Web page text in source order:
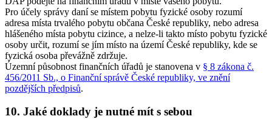
Pro účely správy daní se místem pobytu fyzické osoby rozumí
adresa místa trvalého pobytu občana České republiky, nebo adresa
hlášeného místa pobytu cizince, a nelze-li takto místo pobytu fyzické
osoby určit, rozumí se jím místo na území České republiky, kde se
fyzická osoba převážně zdržuje.
Územní působnost finančních úřadů je stanovena v § 8 zákona č.
456/2011 Sb., o Finanční správě České republiky, ve znění
pozdějších předpisů.
10. Jaké doklady je nutné mít s sebou